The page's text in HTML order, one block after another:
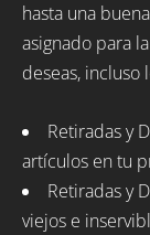
hasta una
asignado para
deseas, incluso
Retiradas y
artículos en tu
Retiradas y
viejos e